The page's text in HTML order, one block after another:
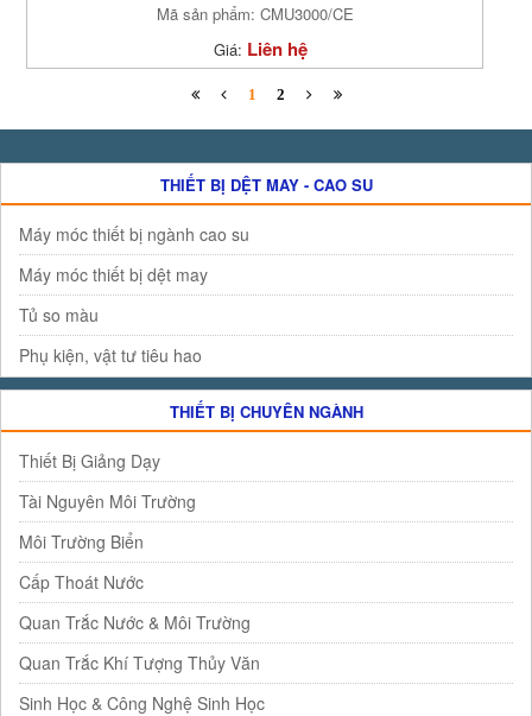
Mã sản phẩm: CMU3000/CE
Giá: Liên hệ
1 2
THIẾT BỊ DỆT MAY - CAO SU
Máy móc thiết bị ngành cao su
Máy móc thiết bị dệt may
Tủ so màu
Phụ kiện, vật tư tiêu hao
THIẾT BỊ CHUYÊN NGÀNH
Thiết Bị Giảng Dạy
Tài Nguyên Môi Trường
Môi Trường Biển
Cấp Thoát Nước
Quan Trắc Nước & Môi Trường
Quan Trắc Khí Tượng Thủy Văn
Sinh Học & Công Nghệ Sinh Học